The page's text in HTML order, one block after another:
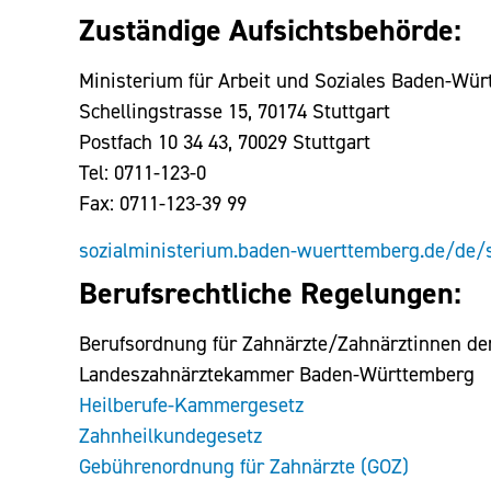
Zuständige Aufsichtsbehörde:
Ministerium für Arbeit und Soziales Baden-
Schellingstrasse 15, 70174 Stuttgart
Postfach 10 34 43, 70029 Stuttgart
Tel: 0711-123-0
Fax: 0711-123-39 99
sozialministerium.baden-wuerttemberg.de/
Berufsrechtliche Regelungen:
Berufsordnung für Zahnärzte/Zahnärztinnen
Landeszahnärztekammer Baden-Württemberg
Heilberufe-Kammergesetz
Zahnheilkundegesetz
Gebührenordnung für Zahnärzte (GOZ)